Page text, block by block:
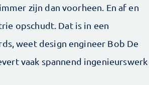
zijn dan voorheen. En af en
opschudt. Dat is in een
weet design engineer Bob De
vaak ­spannend ingenieurswerk